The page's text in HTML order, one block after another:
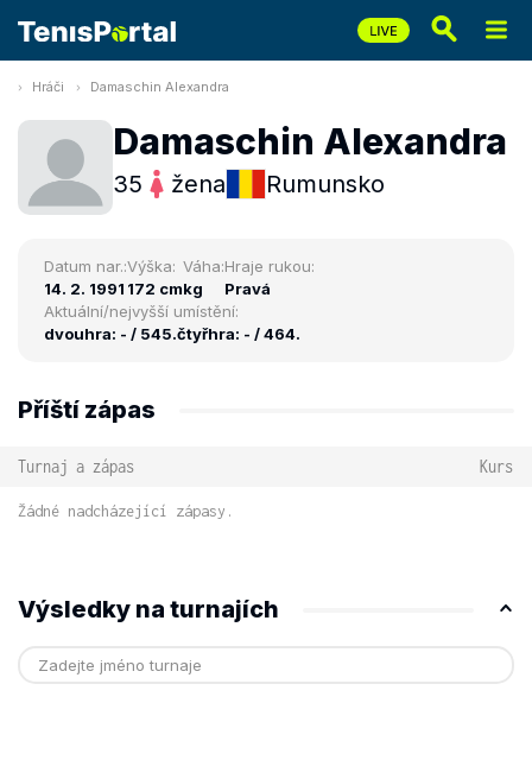
Hráči Damaschin Alexandra
Damaschin Alexandra
35 žena Rumunsko
Datum nar.:
14. 2. 1991
Výška:
172 cm
Váha:
kg
Hraje rukou:
Pravá
Aktuální/nejvyšší umístění:
dvouhra: - / 545.čtyřhra: - / 464.
Příští zápas
Turnaj a zápas Kurs
Žádné nadcházející zápasy.
Výsledky na turnajích